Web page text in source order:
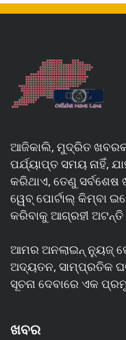
ଆଜିକାଲି, ମୁଦ୍ରିତ
ପର୍ଯ୍ୟାପ୍ତ ସମୟ ନାହିଁ,
କରିଥାଏ, ତେଣୁ ସର୍ବଶେଷ
ୱେବ୍ ପୋର୍ଟାଲ୍ କିମ୍ବା
କରିବାକୁ ଆଗ୍ରହୀ ଅଟନ୍ତି
ଆମର ଅନଲାଇନ୍ ନ୍ୟୁଜ୍
ଅଦ୍ୟତନ, ସାମ୍ପ୍ରତିକ
ସୂଚନା ଦେବାରେ ଏକ
ଖବର